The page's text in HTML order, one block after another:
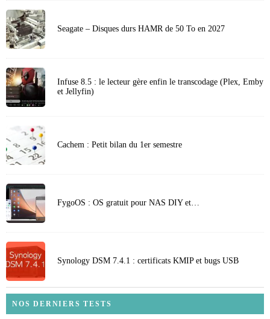
Seagate – Disques durs HAMR de 50 To en 2027
Infuse 8.5 : le lecteur gère enfin le transcodage (Plex, Emby
et Jellyfin)
Cachem : Petit bilan du 1er semestre
FygoOS : OS gratuit pour NAS DIY et…
Synology DSM 7.4.1 : certificats KMIP et bugs USB
NOS DERNIERS TESTS